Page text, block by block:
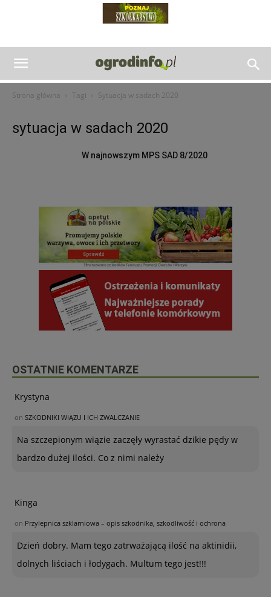
Strona główna Tagi Sytuacja w sadach 2020
sytuacja w sadach 2020
W najnowszym MPS SAD 8/2020
OSTATNIE KOMENTARZE
Krystyna
on SZKODNIKI WIĄZU I ICH ZWALCZANIE
Na szczepionym wiązie zaczęły wyrastać dzikie pędy w
bardzo dużej ilości. Co z nimi należy
Kinga
on Przylepnica szklarniowa – opis szkodnika, szkodliwość i ochrona
Dzień dobry. Mam tego zatrważającą ilość na aktinidii,
dolnych liściach i łodygach. Multum tego jest!!!